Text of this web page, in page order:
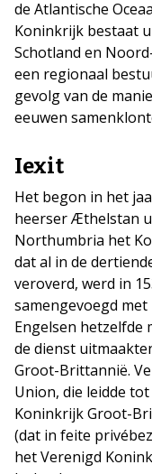
de Atlantische
Koninkrijk bestaat
Schotland en
een regionaal
gevolg van de
eeuwen
Iexit
Het begon in het
heerser Æthelstan
Northumbria het
dat al in de
veroverd, werd in
samengevoegd met
Engelsen hetzelfde
de dienst
Groot-Brittannië.
Union, die leidde
Koninkrijk Groot-
(dat in feite
het Verenigd